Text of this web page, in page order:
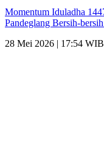
Momentum Iduladha
Pandeglang Bersih-
28 Mei 2026 | 17:54 WIB